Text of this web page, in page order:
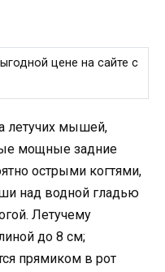
цене на сайте с
летучих мышей,
мощные задние
острыми когтями,
над водной гладью
Летучему
до 8 см;
прямиком в рот